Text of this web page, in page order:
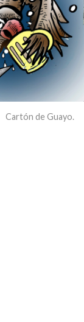
Cartón de Guayo.